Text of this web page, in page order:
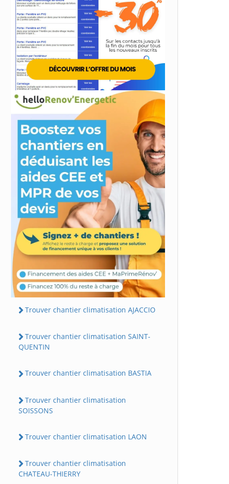
Trouver chantier climatisation AJACCIO
Trouver chantier climatisation SAINT-
QUENTIN
Trouver chantier climatisation BASTIA
Trouver chantier climatisation
SOISSONS
Trouver chantier climatisation LAON
Trouver chantier climatisation
CHATEAU-THIERRY